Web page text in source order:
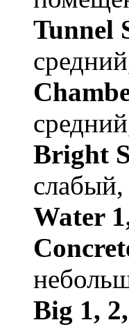
Tunnel
Bright
Water
Big 1,